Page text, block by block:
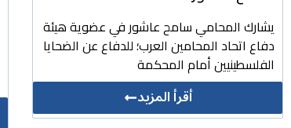
يشارك المحامي سامح عاشور في عضوية هيئة
دفاع اتحاد المحامين العرب؛ للدفاع عن الضحايا
الفلسطينيين أمام المحكمة
أقرأ المزيد